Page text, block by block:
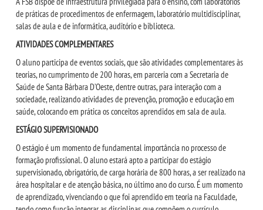
IMPRENSA
TRABALHE CONOSCO
OUVIDORIA
de práticas de procedimentos de enfermagem, laboratório multidisciplinar,
salas de aula e de informática, auditório e biblioteca.
ATIVIDADES COMPLEMENTARES
O aluno participa de eventos sociais, que são atividades complementares às
teorias, no cumprimento de 200 horas, em parceria com a Secretaria de
Saúde de Santa Bárbara D’Oeste, dentre outras, para interação com a
sociedade, realizando atividades de prevenção, promoção e educação em
saúde, colocando em prática os conceitos aprendidos em sala de aula.
ESTÁGIO SUPERVISIONADO
O estágio é um momento de fundamental importância no processo de
formação profissional. O aluno estará apto a participar do estágio
supervisionado, obrigatório, de carga horária de 800 horas, a ser realizado na
área hospitalar e de atenção básica, no último ano do curso. É um momento
de aprendizado, vivenciando o que foi aprendido em teoria na Faculdade,